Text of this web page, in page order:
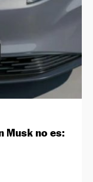
Musk no es: